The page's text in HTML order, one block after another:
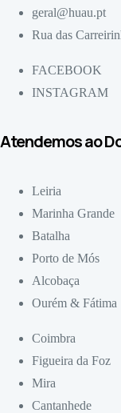
geral@huau.pt
Rua das
FACEBOOK
INSTAGRAM
Atendemos ao
Leiria
Marinha Grande
Batalha
Porto de Mós
Alcobaça
Ourém & Fátima
Coimbra
Figueira da Foz
Mira
Cantanhede